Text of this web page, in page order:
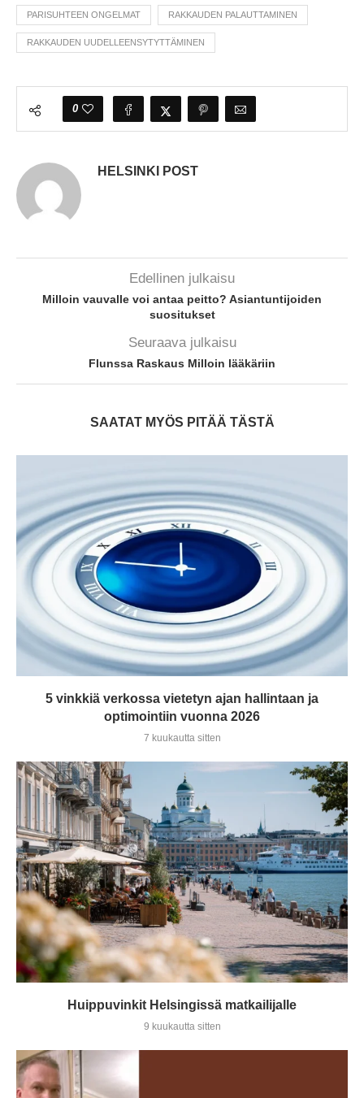
PARISUHTEEN ONGELMAT RAKKAUDEN PALAUTTAMINEN
RAKKAUDEN UUDELLEENSYTYTTÄMINEN
0
HELSINKI POST
Edellinen julkaisu
Milloin vauvalle voi antaa peitto? Asiantuntijoiden
suositukset
Seuraava julkaisu
Flunssa Raskaus Milloin lääkäriin
SAATAT MYÖS PITÄÄ TÄSTÄ
5 vinkkiä verkossa vietetyn ajan hallintaan ja
optimointiin vuonna 2026
7 kuukautta sitten
Huippuvinkit Helsingissä matkailijalle
9 kuukautta sitten